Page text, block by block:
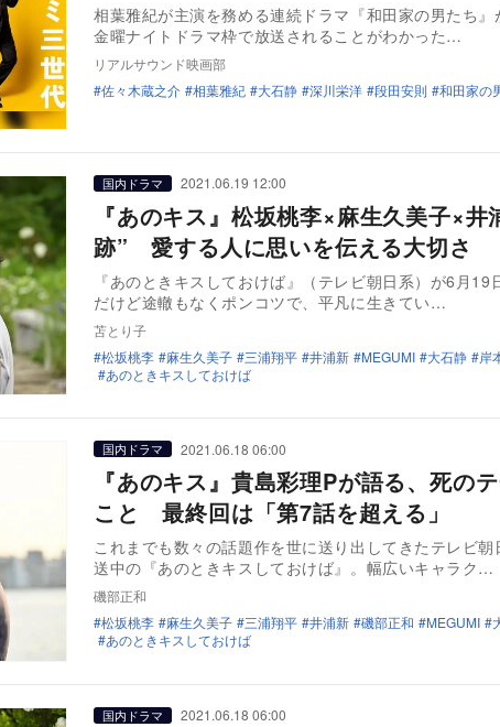
相葉雅紀が主演を務める連続ドラマ『和田家の男たち
金曜ナイトドラマ枠で放送されることがわかった…
リアルサウンド映画部
佐々木蔵之介
相葉雅紀 大石静 深川栄洋 段田安則 和田家の
国内ドラマ 2021.06.19 12:00
『あのキス』松坂桃李×麻生久美子×
跡” 愛する人に思いを伝える大切さ
『あのときキスしておけば』（テレビ朝日系）が6月
だけど途轍もなくポンコツで、平凡に生きてい…
苫とり子
松坂桃李
麻生久美子 三浦翔平 井浦新 MEGUMI 大石静 岸
あのときキスしておけば
国内ドラマ 2021.06.18 06:00
『あのキス』貴島彩理Pが語る、死の
こと 最終回は「第7話を超える」
これまでも数々の話題作を世に送り出してきたテレビ
送中の『あのときキスしておけば』。幅広いキャラク…
磯部正和
松坂桃李
麻生久美子 三浦翔平 井浦新 磯部正和 MEGUMI
あのときキスしておけば
国内ドラマ 2021.06.18 06:00